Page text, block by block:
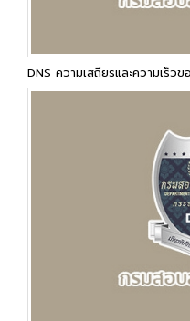
DNS ความเสถียรและความเร็ว